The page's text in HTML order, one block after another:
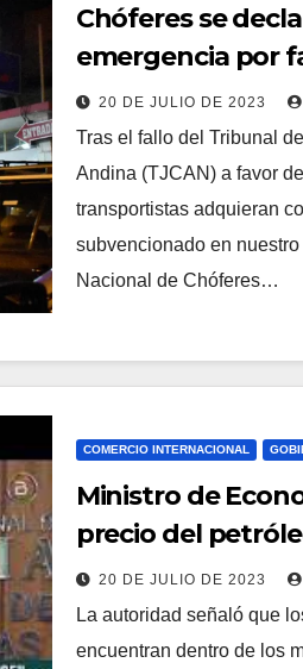
Chóferes se
emergencia por
Perú en el precio
piden la
de Transporte
20 DE JULIO DE 2023
Tras el fallo del Tribunal
Andina (TJCAN) a favor
transportistas adquieran
subvencionado en
Nacional de Chóferes…
COMERCIO INTERNACIONAL
Ministro de
precio del
PGE de Bolivia
20 DE JULIO DE 2023
La autoridad señaló que
encuentran dentro de los